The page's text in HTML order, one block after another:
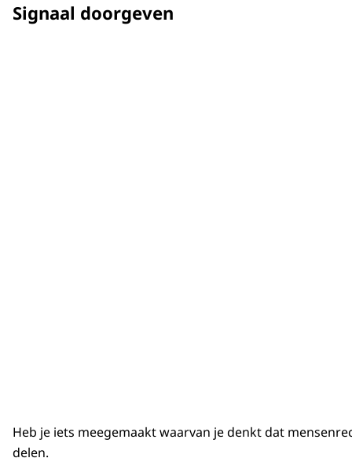
Signaal doorgeven
Heb je iets meegemaakt waarvan je denkt dat
delen.